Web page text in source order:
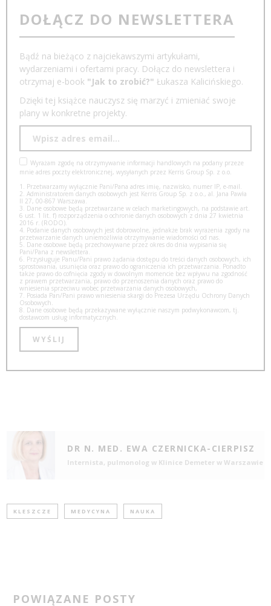
DOŁĄCZ DO NEWSLETTERA
Bądź na bieżąco z najciekawszymi artykułami,
wydarzeniami i ofertami pracy. Dołącz do newslettera i
otrzymaj e-book "Jak to zrobić?" Łukasza Kalicińskiego.
Dzięki tej książce nauczysz się marzyć i zmieniać swoje
plany w konkretne projekty.
Wyrażam zgodę na otrzymywanie informacji handlowych na podany przeze
mnie adres poczty elektronicznej, wysyłanych przez Kerris Group Sp. z o.o.
1. Przetwarzamy wyłącznie Pani/Pana adres imię, nazwisko, numer IP, e-mail.
2. Administratorem danych osobowych jest Kerris Group Sp. z o.o., al. Jana Pawła
II 27, 00-867 Warszawa.
3. Dane osobowe będą przetwarzane w celach marketingowych, na podstawie art.
6 ust. 1 lit. f) rozporządzenia o ochronie danych osobowych z dnia 27 kwietnia
2016 r. (RODO).
4. Podanie danych osobowych jest dobrowolne, jednakże brak wyrażenia zgody na
przetwarzanie danych uniemożliwia otrzymywanie wiadomości od nas.
5. Dane osobowe będą przechowywane przez okres do dnia wypisania się
Pani/Pana z newslettera.
6. Przysługuje Panu/Pani prawo żądania dostępu do treści danych osobowych, ich
sprostowania, usunięcia oraz prawo do ograniczenia ich przetwarzania. Ponadto
także prawo do cofnięcia zgody w dowolnym momencie bez wpływu na zgodność
z prawem przetwarzania, prawo do przenoszenia danych oraz prawo do
wniesienia sprzeciwu wobec przetwarzania danych osobowych,
7. Posiada Pan/Pani prawo wniesienia skargi do Prezesa Urzędu Ochrony Danych
Osobowych.
8. Dane osobowe będą przekazywane wyłącznie naszym podwykonawcom, tj.
dostawcom usług informatycznych.
DR N. MED. EWA CZERNICKA-CIERPISZ
Internista, pulmonolog w Klinice Demeter w Warszawie
KLESZCZE MEDYCYNA NAUKA
POWIĄZANE POSTY